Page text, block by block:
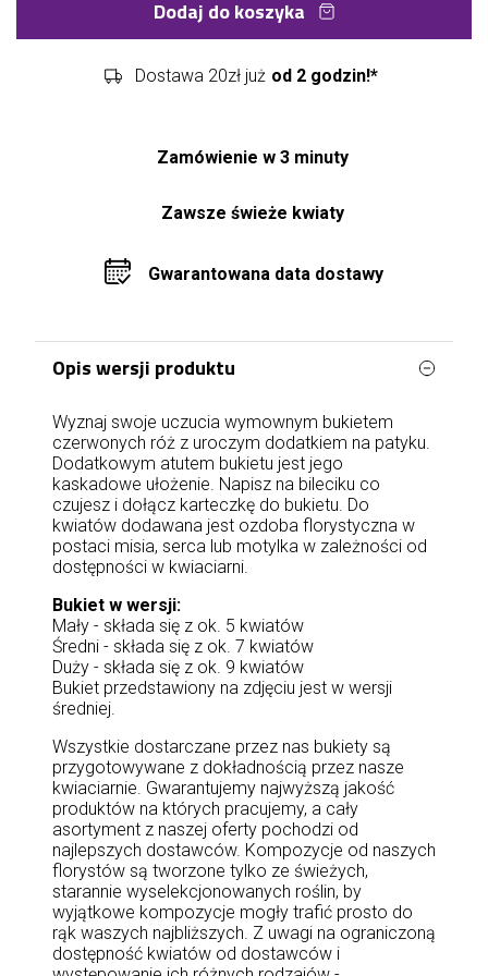
Dodaj do koszyka
Dostawa 20zł już od 2 godzin!*
Zamówienie w 3 minuty
Zawsze świeże kwiaty
Gwarantowana data dostawy
Opis wersji produktu
Wyznaj swoje uczucia wymownym bukietem
czerwonych róż z uroczym dodatkiem na patyku.
Dodatkowym atutem bukietu jest jego
kaskadowe ułożenie. Napisz na bileciku co
czujesz i dołącz karteczkę do bukietu. Do
kwiatów dodawana jest ozdoba florystyczna w
postaci misia, serca lub motylka w zależności od
dostępności w kwiaciarni.
Bukiet w wersji:
Mały - składa się z ok. 5 kwiatów
Średni - składa się z ok. 7 kwiatów
Duży - składa się z ok. 9 kwiatów
Bukiet przedstawiony na zdjęciu jest w wersji
średniej.
Wszystkie dostarczane przez nas bukiety są
przygotowywane z dokładnością przez nasze
kwiaciarnie. Gwarantujemy najwyższą jakość
produktów na których pracujemy, a cały
asortyment z naszej oferty pochodzi od
najlepszych dostawców. Kompozycje od naszych
florystów są tworzone tylko ze świeżych,
starannie wyselekcjonowanych roślin, by
wyjątkowe kompozycje mogły trafić prosto do
rąk waszych najbliższych. Z uwagi na ograniczoną
dostępność kwiatów od dostawców i